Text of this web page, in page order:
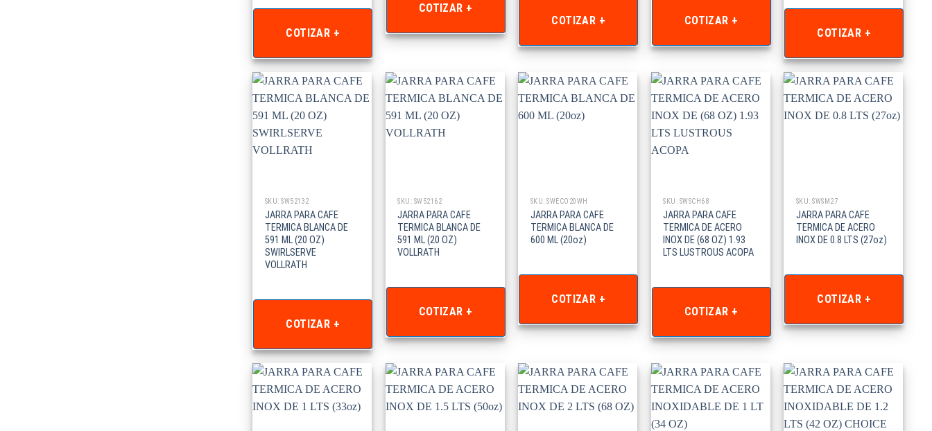
COTIZAR +
COTIZAR +
COTIZAR + COTIZAR +
COTIZAR +
SKU: SW52132
JARRA PARA CAFE
TERMICA BLANCA DE
591 ML (20 OZ)
SWIRLSERVE
VOLLRATH
COTIZAR +
SKU: SW52162
JARRA PARA CAFE
TERMICA BLANCA DE
591 ML (20 OZ)
VOLLRATH
COTIZAR +
SKU: SWECO20WH
JARRA PARA CAFE
TERMICA BLANCA DE
600 ML (20oz)
COTIZAR +
SKU: SWSCH68
JARRA PARA CAFE
TERMICA DE ACERO
INOX DE (68 OZ) 1.93
LTS LUSTROUS ACOPA
COTIZAR +
SKU: SWSM27
JARRA PARA CAFE
TERMICA DE ACERO
INOX DE 0.8 LTS (27oz)
COTIZAR +